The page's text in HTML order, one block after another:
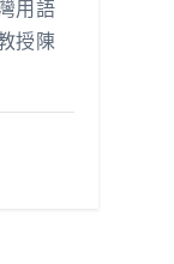
用語
授陳